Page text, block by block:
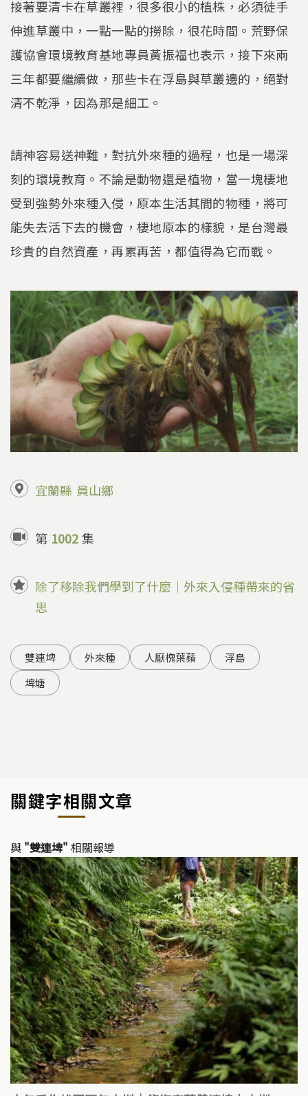
接著要清卡在草叢裡，很多很小的植株，必須徒手
伸進草叢中，一點一點的撈除，很花時間。荒野保
護協會環境教育基地專員黃振福也表示，接下來兩
三年都要繼續做，那些卡在浮島與草叢邊的，絕對
清不乾淨，因為那是細工。
請神容易送神難，對抗外來種的過程，也是一場深
刻的環境教育。不論是動物還是植物，當一塊棲地
受到強勢外來種入侵，原本生活其間的物種，將可
能失去活下去的機會，棲地原本的樣貌，是台灣最
珍貴的自然資產，再累再苦，都值得為它而戰。
宜蘭縣 員山鄉
第 1002集
除了移除我們學到了什麼｜外來入侵種帶來的省
思
雙連埤 外來種 人厭槐葉蘋
浮島
埤塘
關鍵字相關文章
與 "雙連埤" 相關報導